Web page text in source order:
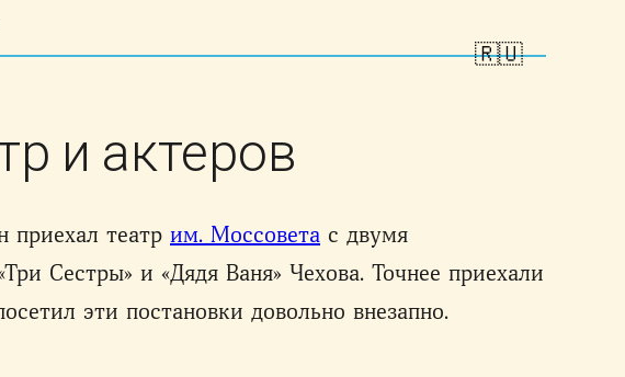
🇷🇺
и актеров
приехал театр им. Моссовета с двумя
Сестры» и «Дядя Ваня» Чехова. Точнее приехали
эти постановки довольно внезапно.